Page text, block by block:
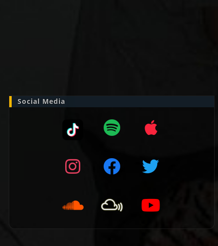
Social Media